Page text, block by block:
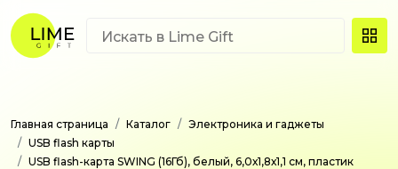
Главная страница Каталог
Электроника и гаджеты
USB flash карты
USB flash-карта SWING (16Гб), белый, 6,0х1,8х1,1 см, пластик